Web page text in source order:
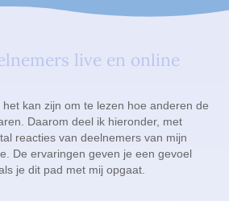
live en online
kan zijn om te lezen hoe anderen de
Daarom deel ik hieronder, met
reacties van deelnemers van mijn
De ervaringen geven je een gevoel
je dit pad met mij opgaat.